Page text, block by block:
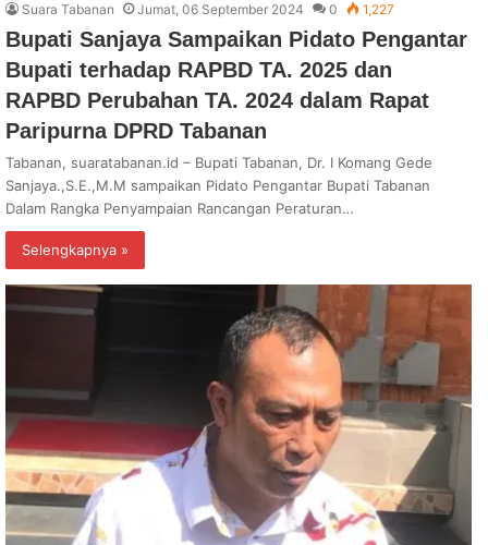
Suara Tabanan Jumat, 06 September 2024 0 1,227
Bupati Sanjaya Sampaikan Pidato Pengantar
Bupati terhadap RAPBD TA. 2025 dan
RAPBD Perubahan TA. 2024 dalam Rapat
Paripurna DPRD Tabanan
Tabanan, suaratabanan.id – Bupati Tabanan, Dr. I Komang Gede
Sanjaya.,S.E.,M.M sampaikan Pidato Pengantar Bupati Tabanan
Dalam Rangka Penyampaian Rancangan Peraturan…
Selengkapnya »